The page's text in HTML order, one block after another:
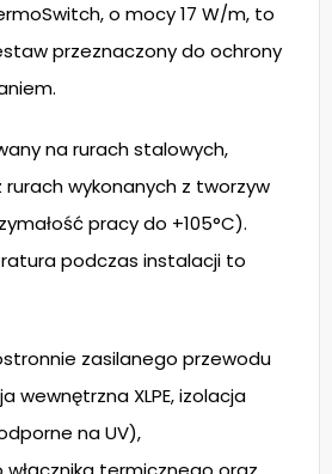
o mocy 17 W/m, to
przeznaczony do ochrony
na rurach stalowych,
wykonanych z tworzyw
pracy do +105°C).
podczas instalacji to
zasilanego przewodu
wewnętrzna XLPE, izolacja
na UV),